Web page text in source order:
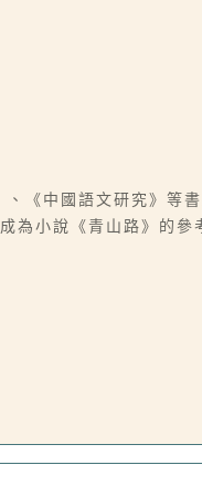
《中國語文研究》等
為小說《青山路》的參